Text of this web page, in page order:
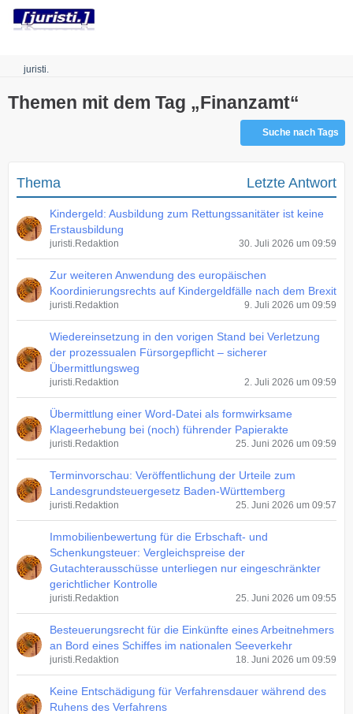
Robots.txt
juristi.
Themen mit dem Tag „Finanzamt“
Suche nach Tags
Thema Letzte Antwort
Kindergeld: Ausbildung zum Rettungssanitäter ist keine
Erstausbildung
juristi.Redaktion 30. Juli 2026 um 09:59
Zur weiteren Anwendung des europäischen
Koordinierungsrechts auf Kindergeldfälle nach dem Brexit
juristi.Redaktion 9. Juli 2026 um 09:59
Wiedereinsetzung in den vorigen Stand bei Verletzung
der prozessualen Fürsorgepflicht – sicherer
Übermittlungsweg
juristi.Redaktion 2. Juli 2026 um 09:59
Übermittlung einer Word-Datei als formwirksame
Klageerhebung bei (noch) führender Papierakte
juristi.Redaktion 25. Juni 2026 um 09:59
Terminvorschau: Veröffentlichung der Urteile zum
Landesgrundsteuergesetz Baden-Württemberg
juristi.Redaktion 25. Juni 2026 um 09:57
Immobilienbewertung für die Erbschaft- und
Schenkungsteuer: Vergleichspreise der
Gutachterausschüsse unterliegen nur eingeschränkter
gerichtlicher Kontrolle
juristi.Redaktion 25. Juni 2026 um 09:55
Besteuerungsrecht für die Einkünfte eines Arbeitnehmers
an Bord eines Schiffes im nationalen Seeverkehr
juristi.Redaktion 18. Juni 2026 um 09:59
Keine Entschädigung für Verfahrensdauer während des
Ruhens des Verfahrens